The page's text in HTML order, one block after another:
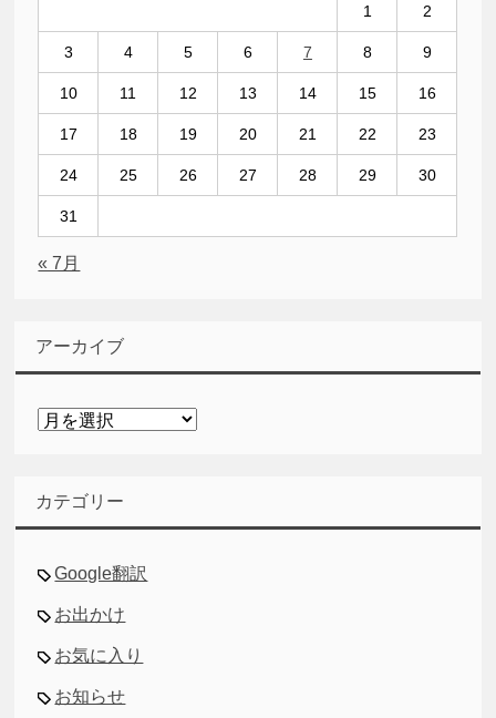
1 2
3 4 5 6 7 8 9
10 11 12 13 14 15 16
17 18 19 20 21 22 23
24 25 26 27 28 29 30
31
« 7月
アーカイブ
ア
ブ
カテゴリー
Google翻訳
お出かけ
お気に入り
お知らせ